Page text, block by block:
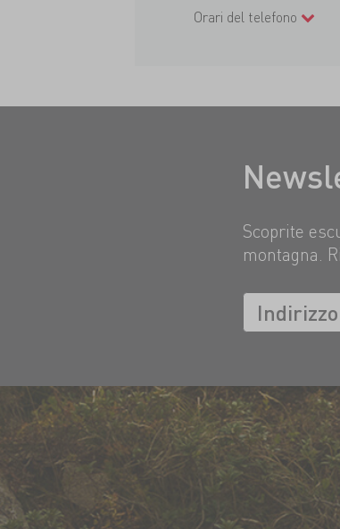
Orari del telefono
Scoprite
montagna.